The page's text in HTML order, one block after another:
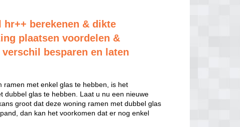
berekenen & dikte
plaatsen voordelen &
besparen en laten
ramen met enkel glas te hebben, is het
dubbel glas te hebben. Laat u nu een nieuwe
groot dat deze woning ramen met dubbel glas
dan kan het voorkomen dat er nog enkel